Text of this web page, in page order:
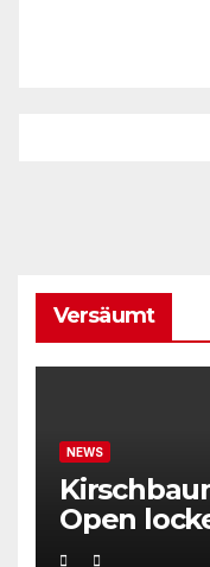
Versäumt
NEWS
Open